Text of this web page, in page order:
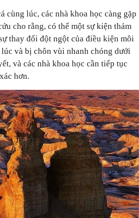
cùng lúc, các nhà khoa học càng gặp
cho rằng, có thể một sự kiện thảm
thay đổi đột ngột của điều kiện môi
và bị chôn vùi nhanh chóng dưới
và các nhà khoa học cần tiếp tục
hơn.